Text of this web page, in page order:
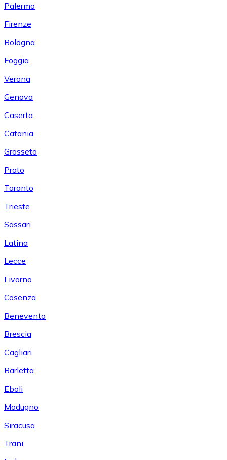
Palermo
Firenze
Bologna
Foggia
Verona
Genova
Caserta
Catania
Grosseto
Prato
Taranto
Trieste
Sassari
Latina
Lecce
Livorno
Cosenza
Benevento
Brescia
Cagliari
Barletta
Eboli
Modugno
Siracusa
Trani